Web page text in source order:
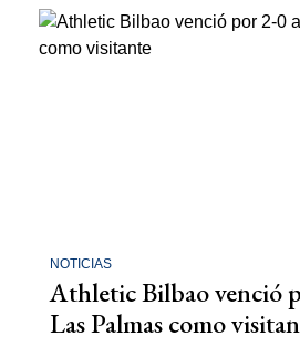
NOTICIAS
Athletic Bilbao venció
Las Palmas como